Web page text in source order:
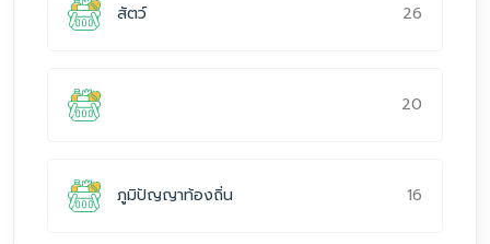
สัตว์ 26
20
ภูมิปัญญาท้องถิ่น 16